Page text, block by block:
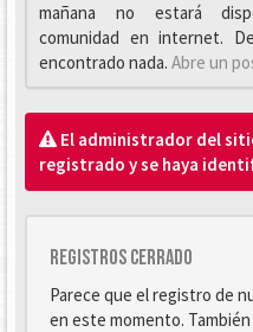
mañana no estará
comunidad en internet.
encontrado nada. Abre un
El administrador del
registrado y se haya
Registros cerrado
Parece que el registro de
en este momento.